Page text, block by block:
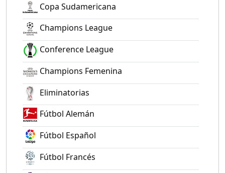
Copa Sudamericana
Champions League
Conference League
Champions Femenina
Eliminatorias
Fútbol Alemán
Fútbol Español
Fútbol Francés